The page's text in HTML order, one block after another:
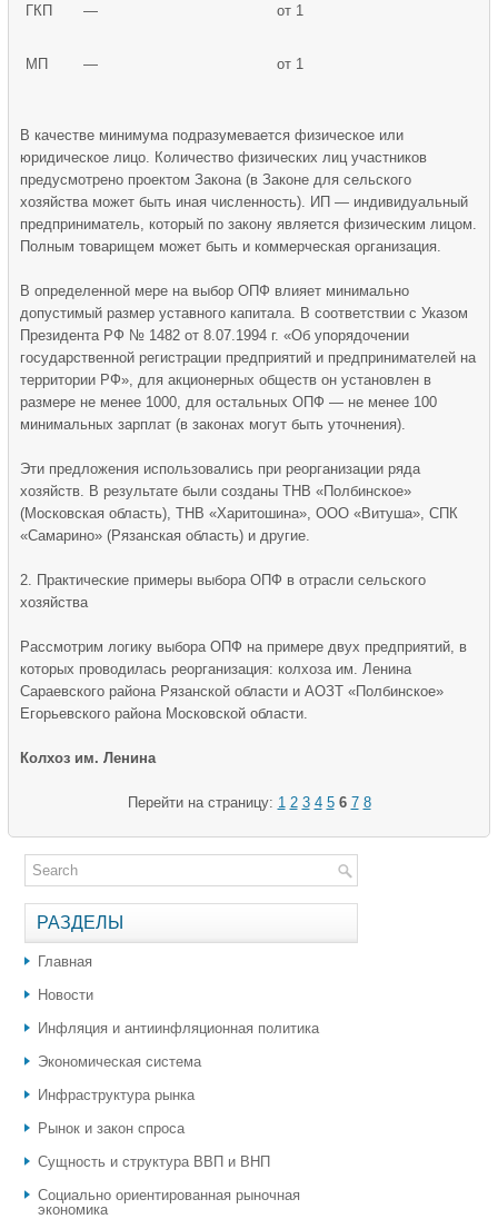
ГКП — от 1
МП — от 1
В качестве минимума подразумевается физическое или
юридическое лицо. Количество физических лиц участников
предусмотрено проектом Закона (в Законе для сельского
хозяйства может быть иная численность). ИП — индивидуальный
предприниматель, который по закону является физическим лицом.
Полным товарищем может быть и коммерческая организация.
В определенной мере на выбор ОПФ влияет минимально
допустимый размер уставного капитала. В соответствии с Указом
Президента РФ № 1482 от 8.07.1994 г. «Об упорядочении
государственной регистрации предприятий и предпринимателей на
территории РФ», для акционерных обществ он установлен в
размере не менее 1000, для остальных ОПФ — не менее 100
минимальных зарплат (в законах могут быть уточнения).
Эти предложения использовались при реорганизации ряда
хозяйств. В результате были созданы ТНВ «Полбинское»
(Московская область), ТНВ «Харитошина», ООО «Витуша», СПК
«Самарино» (Рязанская область) и другие.
2. Практические примеры выбора ОПФ в отрасли сельского
хозяйства
Рассмотрим логику выбора ОПФ на примере двух предприятий, в
которых проводилась реорганизация: колхоза им. Ленина
Сараевского района Рязанской области и АОЗТ «Полбинское»
Егорьевского района Московской области.
Колхоз им. Ленина
Перейти на страницу: 1 2 3 4 5 6 7 8
РАЗДЕЛЫ
Главная
Новости
Инфляция и антиинфляционная политика
Экономическая система
Инфраструктура рынка
Рынок и закон спроса
Сущность и структура ВВП и ВНП
Социально ориентированная рыночная
экономика